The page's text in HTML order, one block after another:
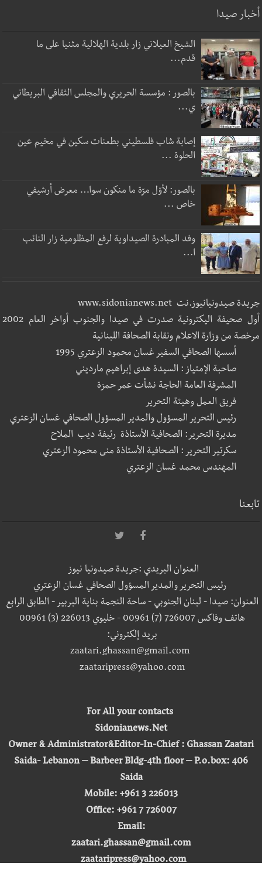
أخبار صيدا
الشيخ العيلاني زار بلدية الهلالية مثنيا على ما
قدم...
بالصور : مؤسسة الحريري والمجلس الثقافي البريطاني
ي...
إصابة شاب فلسطيني بطعنات سكين في مخيم عين
الحلوة ...
بالصور: لأوّل مرّة ما منكون سوا… معرض أرشيفي
خاص ...
وفد المبادرة الصيداوية لرفع المظلومية زار النائب
ا...
جريدة صيدونيانيوز.نت www.sidonianews.net
أول صحيفة اليكترونية صدرت في صيدا والجنوب أواخر العام 2002
مرخصة من وزارة الاعلام ونقابة الصحافة اللبنانية
أسسها الصحافي السفير غسان محمود الزعتري 1995
صاحبة الإمتياز : السيدة هدى إبراهيم مارديني
المشرفة العامة الحاجة نشأت عمر حمزة
فريق العمل وهيئة التحرير
رئيس التحرير المسؤول والمدير المسؤول الصحافي غسان الزعتري
مديرة التحرير: الصحافية الأستاذة رئيفة ديب الملاح
سكرتير التحرير : الصحافية الأستاذة منى محمود الزعتري
المهندس محمد غسان الزعتري
تابعنا
العنوان البريدي :جريدة صيدونيا نيوز
رئيس التحرير والمدير المسؤول الصحافي غسان الزعتري
العنوان: صيدا - لبنان الجنوبي - ساحة النجمة بناية البربير - الطابق الرابع
هاتف وفاكس 726007 (7) 00961 - خليوي 226013 (3) 00961
بريد إلكتروني:
zaatari.ghassan@gmail.com
zaataripress@yahoo.com
For All your contacts
Sidonianews.Net
Owner & Administrator&Editor-In-Chief : Ghassan Zaatari
Saida- Lebanon – Barbeer Bldg-4th floor – P.o.box: 406
Saida
Mobile: +961 3 226013
Office: +961 7 726007
Email:
zaatari.ghassan@gmail.com
zaataripress@yahoo.com